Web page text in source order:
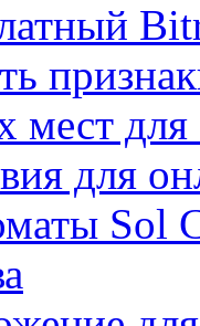
для
для
Sol